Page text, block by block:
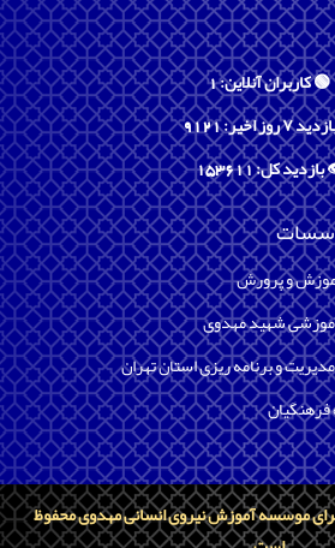
🟢 کاربران آنلاین: 1
روز اخیر: 9121
کل: 153611
و پرورش
شهید مهدوی
و برنامه ریزی استان تهران
موسسه آموزش نیروی انسانی مهدوی محفوظ